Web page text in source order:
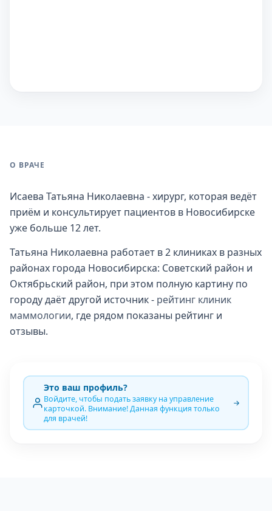
О ВРАЧЕ
Исаева Татьяна Николаевна - хирург, которая ведёт
приём и консультирует пациентов в Новосибирске
уже больше 12 лет.
Татьяна Николаевна работает в 2 клиниках в разных
районах города Новосибирска: Советский район и
Октябрьский район, при этом полную картину по
городу даёт другой источник - рейтинг клиник
маммологии, где рядом показаны рейтинг и
отзывы.
Это ваш профиль?
Войдите, чтобы подать заявку на управление
карточкой. Внимание! Данная функция только
для врачей!